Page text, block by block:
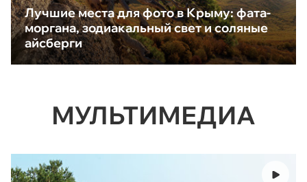
Лучшие места для фото в Крыму: фата-
моргана, зодиакальный свет и соляные
айсберги
МУЛЬТИМЕДИА